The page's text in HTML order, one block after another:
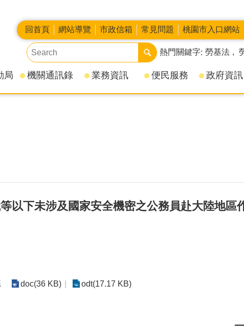
回首頁 網站導覽 市政信箱 常見問題 桃園市入口網站
熱門關鍵字 勞基法
局 機關通訊錄 業務資訊 便民服務 政府資訊公開
以下未涉及國家安全機密之公務員赴大陸地區
doc(36 KB) odt(17.17 KB)